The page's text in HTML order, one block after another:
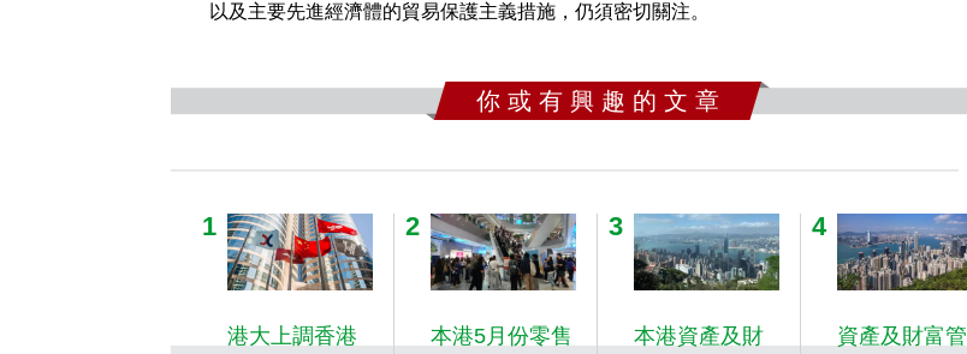
以及主要先進經濟體的貿易保護主義措施，仍須密切關注。
你 或 有 興 趣 的 文 章
港大上調香港
本港5月份零售
本港資產及財
資產及財富管